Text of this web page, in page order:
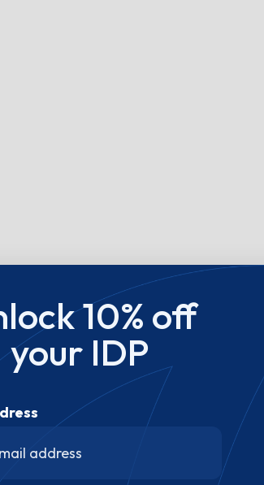
10% off
your IDP